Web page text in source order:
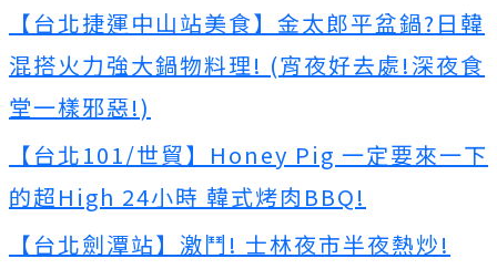
【台北捷運中山站美食】金太郎平盆鍋?日韓
混搭火力強大鍋物料理! (宵夜好去處!深夜食
堂一樣邪惡!)
【台北101/世貿】Honey Pig 一定要來一下
的超High 24小時 韓式烤肉BBQ!
【台北劍潭站】激鬥! 士林夜市半夜熱炒!